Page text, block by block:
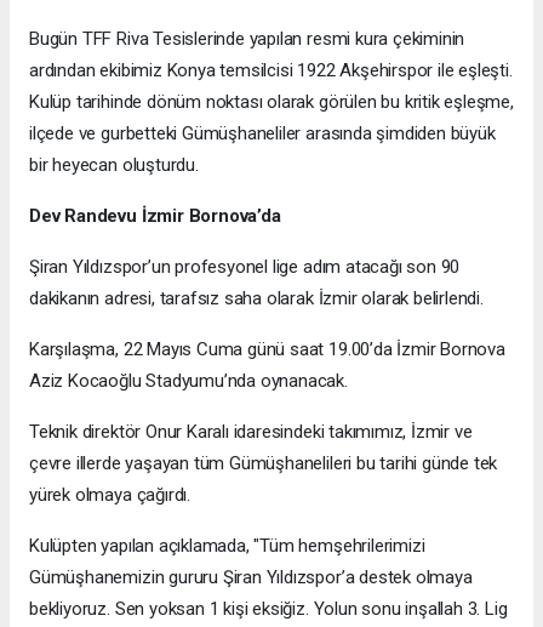
Bugün TFF Riva Tesislerinde yapılan resmi kura çekiminin
ardından ekibimiz Konya temsilcisi 1922 Akşehirspor ile eşleşti.
Kulüp tarihinde dönüm noktası olarak görülen bu kritik eşleşme,
ilçede ve gurbetteki Gümüşhaneliler arasında şimdiden büyük
bir heyecan oluşturdu.
Dev Randevu İzmir Bornova’da
Şiran Yıldızspor’un profesyonel lige adım atacağı son 90
dakikanın adresi, tarafsız saha olarak İzmir olarak belirlendi.
Karşılaşma, 22 Mayıs Cuma günü saat 19.00’da İzmir Bornova
Aziz Kocaoğlu Stadyumu’nda oynanacak.
Teknik direktör Onur Karalı idaresindeki takımımız, İzmir ve
çevre illerde yaşayan tüm Gümüşhanelileri bu tarihi günde tek
yürek olmaya çağırdı.
Kulüpten yapılan açıklamada, "Tüm hemşehrilerimizi
Gümüşhanemizin gururu Şiran Yıldızspor’a destek olmaya
bekliyoruz. Sen yoksan 1 kişi eksiğiz. Yolun sonu inşallah 3. Lig